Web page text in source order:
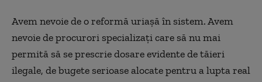
Avem nevoie de o reformă uriașă în sistem. Avem
nevoie de procurori specializați care să nu mai
permită să se prescrie dosare evidente de tăieri
ilegale, de bugete serioase alocate pentru a lupta real